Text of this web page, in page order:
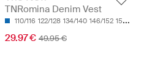
TNRomina Denim Vest
110/116 122/128 134/140 146/152 158/164
29.97 € 49.95 €